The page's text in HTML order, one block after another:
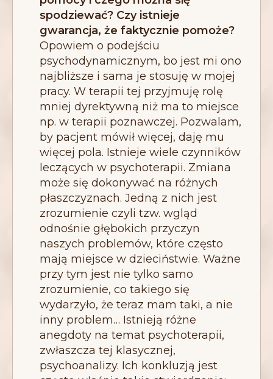
spodziewać? Czy istnieje
gwarancja, że faktycznie pomoże?
Opowiem o podejściu
psychodynamicznym, bo jest mi ono
najbliższe i sama je stosuję w mojej
pracy. W terapii tej przyjmuję rolę
mniej dyrektywną niż ma to miejsce
np. w terapii poznawczej. Pozwalam,
by pacjent mówił więcej, daję mu
więcej pola. Istnieje wiele czynników
leczących w psychoterapii. Zmiana
może się dokonywać na różnych
płaszczyznach. Jedną z nich jest
zrozumienie czyli tzw. wgląd
odnośnie głębokich przyczyn
naszych problemów, które często
mają miejsce w dzieciństwie. Ważne
przy tym jest nie tylko samo
zrozumienie, co takiego się
wydarzyło, że teraz mam taki, a nie
inny problem… Istnieją różne
anegdoty na temat psychoterapii,
zwłaszcza tej klasycznej,
psychoanalizy. Ich konkluzją jest